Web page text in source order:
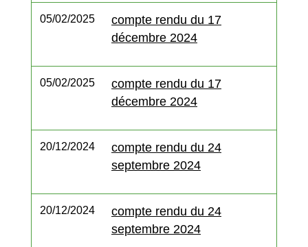
05/02/2025
compte rendu du 17
décembre 2024
05/02/2025
compte rendu du 17
décembre 2024
20/12/2024
compte rendu du 24
septembre 2024
20/12/2024
compte rendu du 24
septembre 2024